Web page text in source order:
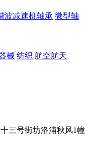
波减速机轴承 微型轴
械 纺织 航空航天
三号街坊洛浦秋风1幢